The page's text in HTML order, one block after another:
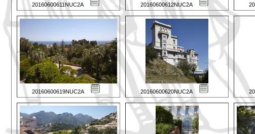
20160600611NUC2A 20160600612NUC2A
20160600619NUC2A 20160600620NUC2A